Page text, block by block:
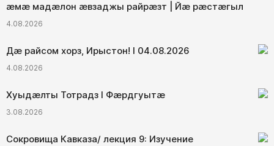
æмæ мадæлон æвзаджы райрæзт | Йæ рæстæгыл
4.08.2026
Дæ райсом хорз, Ирыстон! I 04.08.2026
4.08.2026
Хуыдæлты Тотрадз I Фæрдгуытæ
3.08.2026
Сокровища Кавказа/ лекция 9: Изучение